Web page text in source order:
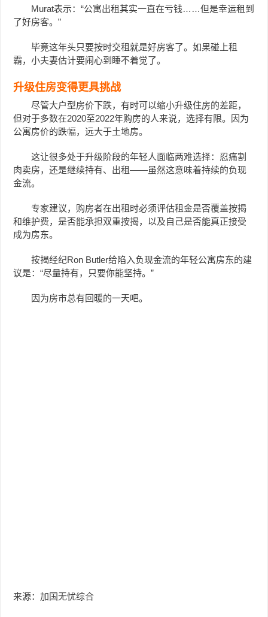
Murat表示：“公寓出租其实一直在亏钱……但是幸运租到
了好房客。”
毕竟这年头只要按时交租就是好房客了。如果碰上租
霸，小夫妻估计要闹心到睡不着觉了。
升级住房变得更具挑战
尽管大户型房价下跌，有时可以缩小升级住房的差距，
但对于多数在2020至2022年购房的人来说，选择有限。因为
公寓房价的跌幅，远大于土地房。
这让很多处于升级阶段的年轻人面临两难选择：忍痛割
肉卖房，还是继续持有、出租——虽然这意味着持续的负现
金流。
专家建议，购房者在出租时必须评估租金是否覆盖按揭
和维护费，是否能承担双重按揭，以及自己是否能真正接受
成为房东。
按揭经纪Ron Butler给陷入负现金流的年轻公寓房东的建
议是：“尽量持有，只要你能坚持。”
因为房市总有回暖的一天吧。
来源：加国无忧综合